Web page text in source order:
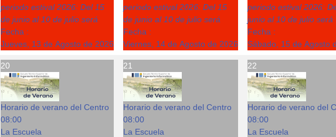
periodo estival 2026: Del 15
de junio al 10 de julio será
Fecha :
Jueves, 13 de Agosto de 2026
periodo estival 2026: Del 15
de junio al 10 de julio será
Fecha :
Viernes, 14 de Agosto de 2026
periodo estival 2026:
junio al 10 de julio será
Fecha :
Sábado, 15 de Agosto
20
Horario de verano del Centro
08:00
La Escuela
21
Horario de verano del Centro
08:00
La Escuela
22
Horario de verano del
08:00
La Escuela